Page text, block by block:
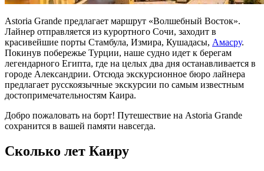
Astoria Grande предлагает маршрут «Волшебный Восток».
Лайнер отправляется из курортного Сочи, заходит в
красивейшие порты Стамбула, Измира, Кушадасы, Амасру.
Покинув побережье Турции, наше судно идет к берегам
легендарного Египта, где на целых два дня останавливается в
городе Александрии. Отсюда экскурсионное бюро лайнера
предлагает русскоязычные экскурсии по самым известным
достопримечательностям Каира.
Добро пожаловать на борт! Путешествие на Astoria Grande
сохранится в вашей памяти навсегда.
Сколько лет Каиру